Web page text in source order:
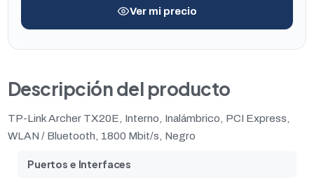
Ver mi precio
Descripción del producto
TP-Link Archer TX20E, Interno, Inalámbrico, PCI Express,
WLAN / Bluetooth, 1800 Mbit/s, Negro
Puertos e Interfaces